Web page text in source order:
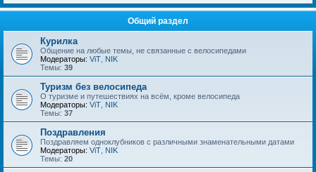
Общий раздел
Курилка
Общение на любые темы, не связанные с велосипедами
Модераторы: ViT NIK
Темы: 39
Туризм без велосипеда
О туризме и путешествиях на всём, кроме велосипеда
Модераторы: ViT NIK
Темы: 37
Поздравления
Поздравляем одноклубников с различными знаменательными датами
Модераторы: ViT NIK
Темы: 20